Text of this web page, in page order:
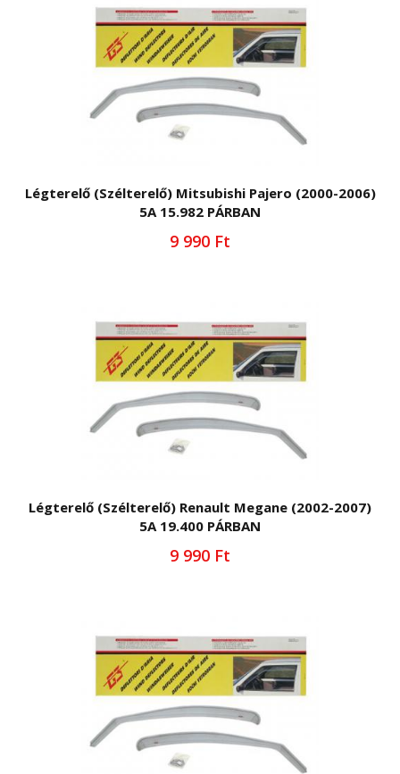
Légterelő (Szélterelő) Mitsubishi Pajero (2000-2006)
5A 15.982 PÁRBAN
9 990 Ft
Légterelő (Szélterelő) Renault Megane (2002-2007)
5A 19.400 PÁRBAN
9 990 Ft